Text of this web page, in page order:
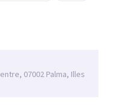
07002 Palma, Illes